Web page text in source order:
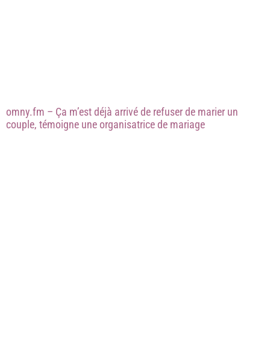
omny.fm – Ça m’est déjà arrivé de refuser de marier un
couple, témoigne une organisatrice de mariage